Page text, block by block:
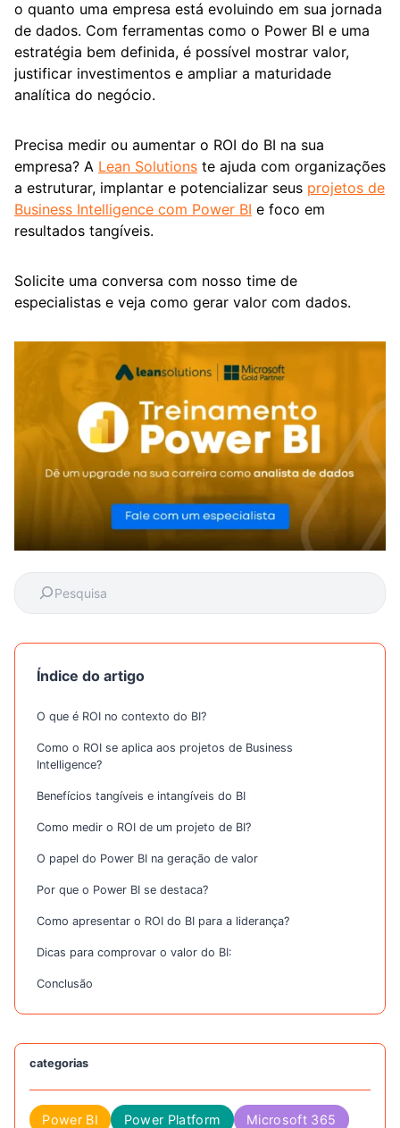
o quanto uma empresa está evoluindo em sua jornada
de dados. Com ferramentas como o Power BI e uma
estratégia bem definida, é possível mostrar valor,
justificar investimentos e ampliar a maturidade
analítica do negócio.
Precisa medir ou aumentar o ROI do BI na sua
empresa? A Lean Solutions te ajuda com organizações
a estruturar, implantar e potencializar seus projetos de
Business Intelligence com Power BI e foco em
resultados tangíveis.
Solicite uma conversa com nosso time de
especialistas e veja como gerar valor com dados.
Índice do artigo
O que é ROI no contexto do BI?
Como o ROI se aplica aos projetos de Business
Intelligence?
Benefícios tangíveis e intangíveis do BI
Como medir o ROI de um projeto de BI?
O papel do Power BI na geração de valor
Por que o Power BI se destaca?
Como apresentar o ROI do BI para a liderança?
Dicas para comprovar o valor do BI:
Conclusão
categorias
Power BI Power Platform
Microsoft 365